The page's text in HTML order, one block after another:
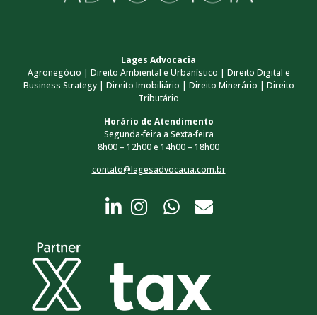
Lages Advocacia
Agronegócio | Direito Ambiental e Urbanístico | Direito Digital e
Business Strategy | Direito Imobiliário | Direito Minerário | Direito
Tributário
Horário de Atendimento
Segunda-feira a Sexta-feira
8h00 – 12h00 e 14h00 – 18h00
contato@lagesadvocacia.com.br